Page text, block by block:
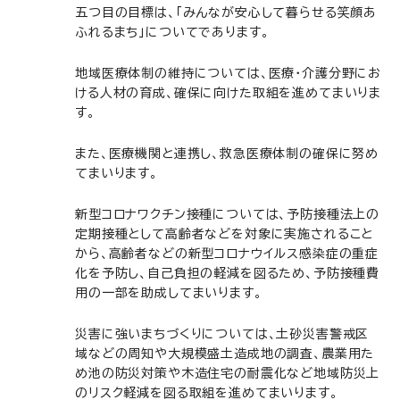
五つ目の目標は、「みんなが安心して暮らせる笑顔あ
ふれるまち」についてであります。
地域医療体制の維持については、医療・介護分野にお
ける人材の育成、確保に向けた取組を進めてまいりま
す。
また、医療機関と連携し、救急医療体制の確保に努め
てまいります。
新型コロナワクチン接種については、予防接種法上の
定期接種として高齢者などを対象に実施されること
から、高齢者などの新型コロナウイルス感染症の重症
化を予防し、自己負担の軽減を図るため、予防接種費
用の一部を助成してまいります。
災害に強いまちづくりについては、土砂災害警戒区
域などの周知や大規模盛土造成地の調査、農業用た
め池の防災対策や木造住宅の耐震化など地域防災上
のリスク軽減を図る取組を進めてまいります。